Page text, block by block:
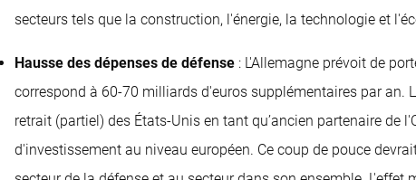
secteurs tels que la construction, l'énergie, la technologie et
Hausse des dépenses de défense : L'Allemagne prévoit de
correspond à 60-70 milliards d'euros supplémentaires par an.
retrait (partiel) des États-Unis en tant qu’ancien partenaire de
d'investissement au niveau européen. Ce coup de pouce